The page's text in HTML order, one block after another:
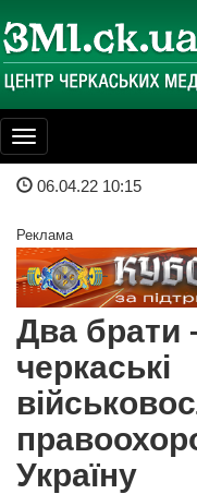
Toggle
navigation
06.04.22 10:15
Реклама
Два брати
черкаські
Україну